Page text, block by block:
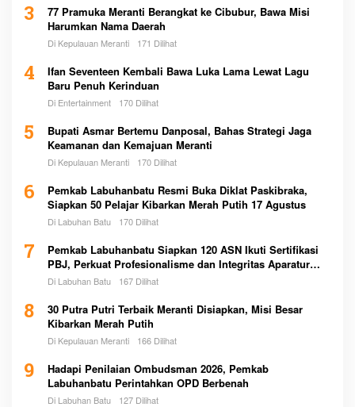
3
77 Pramuka Meranti Berangkat ke Cibubur, Bawa Misi
Harumkan Nama Daerah
Di Kepulauan Meranti 171 Dilihat
4
Ifan Seventeen Kembali Bawa Luka Lama Lewat Lagu
Baru Penuh Kerinduan
Di Entertainment 170 Dilihat
5
Bupati Asmar Bertemu Danposal, Bahas Strategi Jaga
Keamanan dan Kemajuan Meranti
Di Kepulauan Meranti 170 Dilihat
6
Pemkab Labuhanbatu Resmi Buka Diklat Paskibraka,
Siapkan 50 Pelajar Kibarkan Merah Putih 17 Agustus
Di Labuhan Batu 170 Dilihat
7
Pemkab Labuhanbatu Siapkan 120 ASN Ikuti Sertifikasi
PBJ, Perkuat Profesionalisme dan Integritas Aparatur
Pemerintah
Di Labuhan Batu 167 Dilihat
8
30 Putra Putri Terbaik Meranti Disiapkan, Misi Besar
Kibarkan Merah Putih
Di Kepulauan Meranti 166 Dilihat
9
Hadapi Penilaian Ombudsman 2026, Pemkab
Labuhanbatu Perintahkan OPD Berbenah
Di Labuhan Batu 127 Dilihat